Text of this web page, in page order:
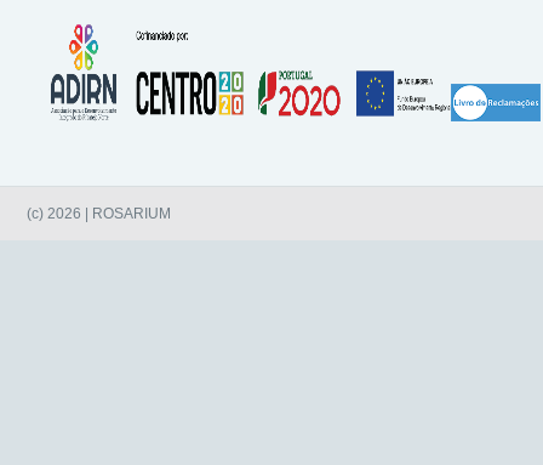
(c) 2026 | ROSARIUM